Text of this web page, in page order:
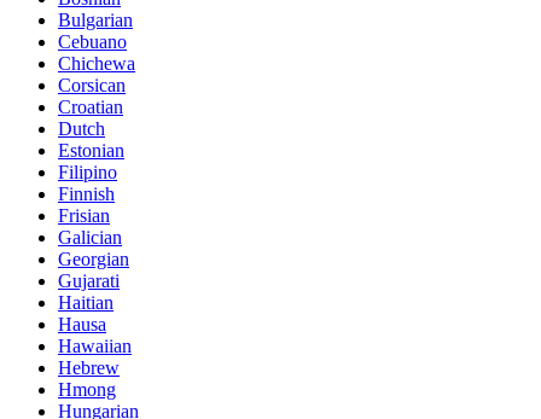
Bulgarian
Cebuano
Chichewa
Corsican
Croatian
Dutch
Estonian
Filipino
Finnish
Frisian
Galician
Georgian
Gujarati
Haitian
Hausa
Hawaiian
Hebrew
Hmong
Hungarian